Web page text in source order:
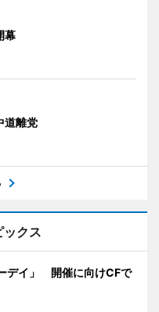
幕
道離党
ックス
デイ」 開催に向けCFで